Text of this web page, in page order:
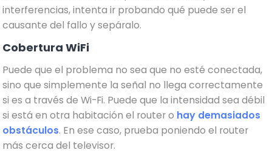
interferencias, intenta ir probando qué puede ser el
causante del fallo y sepáralo.
Cobertura WiFi
Puede que el problema no sea que no esté conectada,
sino que simplemente la señal no llega correctamente
si es a través de Wi-Fi. Puede que la intensidad sea débil
si está en otra habitación el router o hay demasiados
obstáculos. En ese caso, prueba poniendo el router
más cerca del televisor.